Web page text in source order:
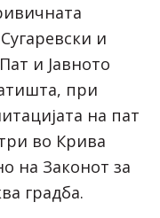
и
и Јавното
при
на пат
во Крива
на Законот за
градба.